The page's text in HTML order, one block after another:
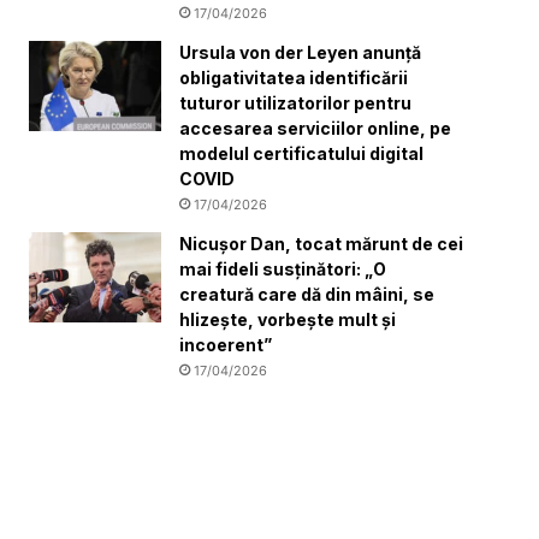
17/04/2026
Ursula von der Leyen anunță
obligativitatea identificării
tuturor utilizatorilor pentru
accesarea serviciilor online, pe
modelul certificatului digital
COVID
17/04/2026
Nicușor Dan, tocat mărunt de cei
mai fideli susținători: „O
creatură care dă din mâini, se
hlizește, vorbește mult și
incoerent”
17/04/2026